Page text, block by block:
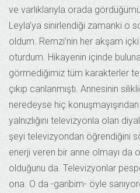
ve varlıklarıyla orada
Leyla’ya sinirlendiği zamanki o
oldum. Remzi’nin her akşam
oturdum. Hikayenin içinde
görmediğimiz tüm karakterler
çıkıp canlanmıştı. Annesinin
neredeyse hiç
yalnızlığını televizyonla olan
şeyi televizyondan öğrendiğini
enerji veren bir anne olmayı da
olduğunu da. Televizyonlar
ona. O da -garibim- öyle